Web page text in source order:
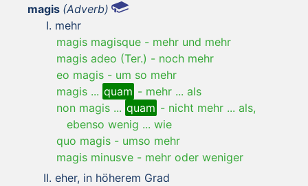
magis (Adverb)
mehr
magis magisque - mehr und mehr
magis adeo (Ter.) - noch mehr
eo magis - um so mehr
magis ... quam - mehr ... als
non magis ... quam - nicht mehr ... als,
ebenso wenig ... wie
quo magis - umso mehr
magis minusve - mehr oder weniger
eher, in höherem Grad